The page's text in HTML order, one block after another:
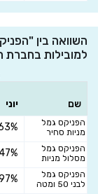
למובילות בחברת
שם יוני
הפניקס גמל
מניות סחיר
הפניקס גמל
מסלול מניות
הפניקס גמל
לבני 50 ומטה